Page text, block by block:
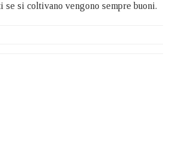
se si coltivano vengono sempre buoni.